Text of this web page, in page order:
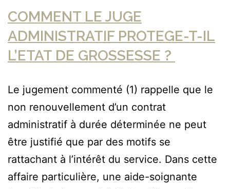
COMMENT LE JUGE
ADMINISTRATIF PROTEGE-T-IL
L’ETAT DE GROSSESSE ?
Le jugement commenté (1) rappelle que le
non renouvellement d’un contrat
administratif à durée déterminée ne peut
être justifié que par des motifs se
rattachant à l’intérêt du service. Dans cette
affaire particulière, une aide-soignante